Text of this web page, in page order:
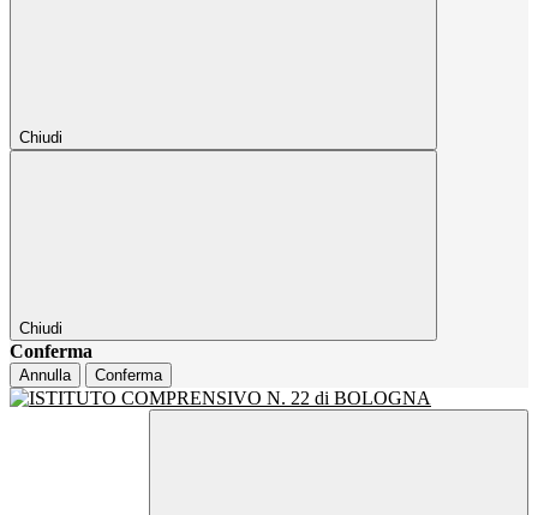
Chiudi
Chiudi
Conferma
Annulla Conferma